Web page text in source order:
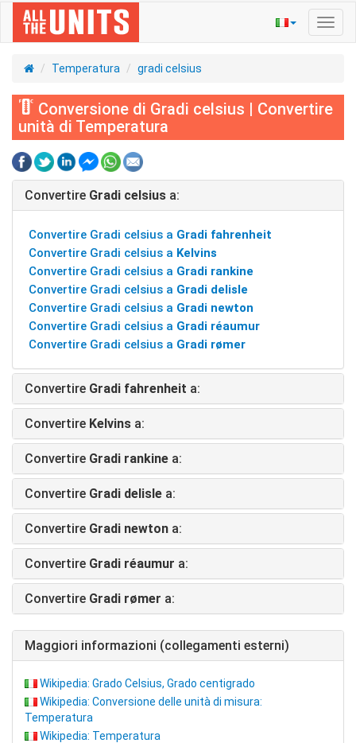
Temperatura gradi celsius
Conversione di Gradi celsius | Convertire
unità di Temperatura
Convertire Gradi celsius a:
Convertire Gradi celsius a Gradi fahrenheit
Convertire Gradi celsius a Kelvins
Convertire Gradi celsius a Gradi rankine
Convertire Gradi celsius a Gradi delisle
Convertire Gradi celsius a Gradi newton
Convertire Gradi celsius a Gradi réaumur
Convertire Gradi celsius a Gradi rømer
Convertire Gradi fahrenheit a:
Convertire Kelvins a:
Convertire Gradi rankine a:
Convertire Gradi delisle a:
Convertire Gradi newton a:
Convertire Gradi réaumur a:
Convertire Gradi rømer a:
Maggiori informazioni (collegamenti esterni)
Wikipedia: Grado Celsius, Grado centigrado
Wikipedia: Conversione delle unità di misura:
Temperatura
Wikipedia: Temperatura